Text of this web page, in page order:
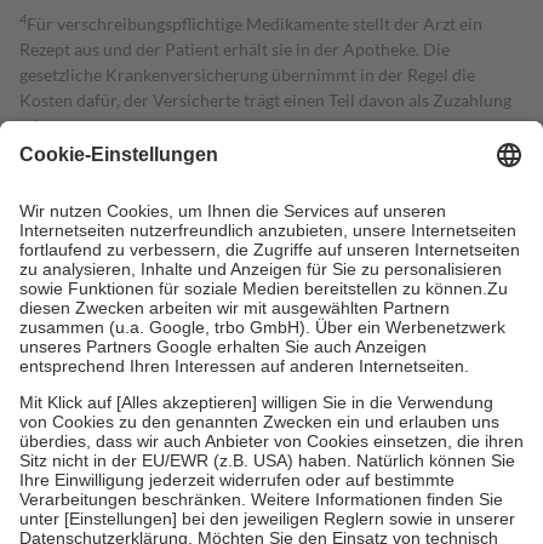
4Für verschreibungspflichtige Medikamente stellt der Arzt ein
Rezept aus und der Patient erhält sie in der Apotheke. Die
gesetzliche Krankenversicherung übernimmt in der Regel die
Kosten dafür, der Versicherte trägt einen Teil davon als Zuzahlung
mit.
Grundsätzlich leisten Mitglieder Zuzahlungen in Höhe von zehn
höchstens zehn Euro.
Es sind jedoch nie mehr als die tatsächlichen
Kosten der Leistung zu entrichten.
Diese Regeln gelten grundsätzlich auch für Online-Apotheken.
Bei Heilmitteln und häuslicher Krankenpflege beträgt die
Zuzahlung zehn Prozent der Kosten sowie zehn Euro je
Verordnung.
Um das Engagement der Versicherten für ihre eigene Gesundheit zu
stärken und die besondere Stellung der Familie zu unterstützen,
fallenkeine Zuzahlungenan bei:
• Kindern und Jugendlichen bis zum vollendeten 18. Lebensjahr
mit Ausnahme der Fahrkosten
• Untersuchungen zur Vorsorge und Früherkennung, die von der
GKV getragen werden
• empfohlenen Schutzimpfungen